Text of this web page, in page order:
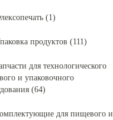
(1)
продуктов (111)
для технологического
и упаковочного
(64)
для пищевого и